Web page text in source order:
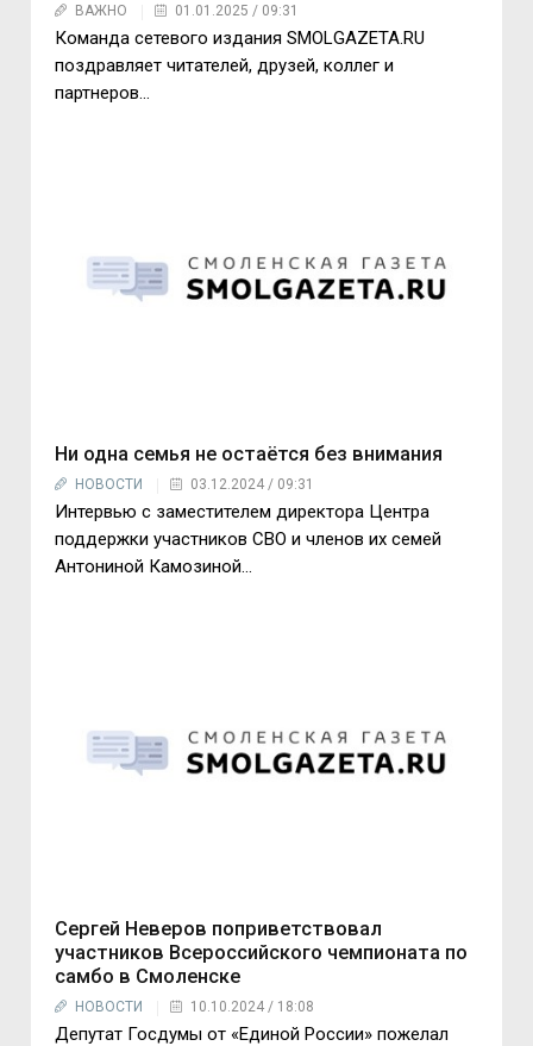
ВАЖНО 01.01.2025 / 09:31
Команда сетевого издания SMOLGAZETA.RU
поздравляет читателей, друзей, коллег и
партнеров...
Ни одна семья не остаётся без внимания
НОВОСТИ 03.12.2024 / 09:31
Интервью с заместителем директора Центра
поддержки участников СВО и членов их семей
Антониной Камозиной...
Сергей Неверов поприветствовал
участников Всероссийского чемпионата по
самбо в Смоленске
НОВОСТИ 10.10.2024 / 18:08
Депутат Госдумы от «Единой России» пожелал